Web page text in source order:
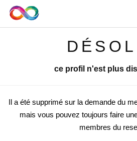
ce profil n'est plus
Il a été supprimé sur la demande du
mais vous pouvez toujours faire
membres du